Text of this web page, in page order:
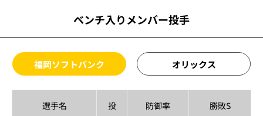
ベンチ入りメンバー投手
福岡ソフトバンク オリックス
選手名 投 防御率 勝敗S